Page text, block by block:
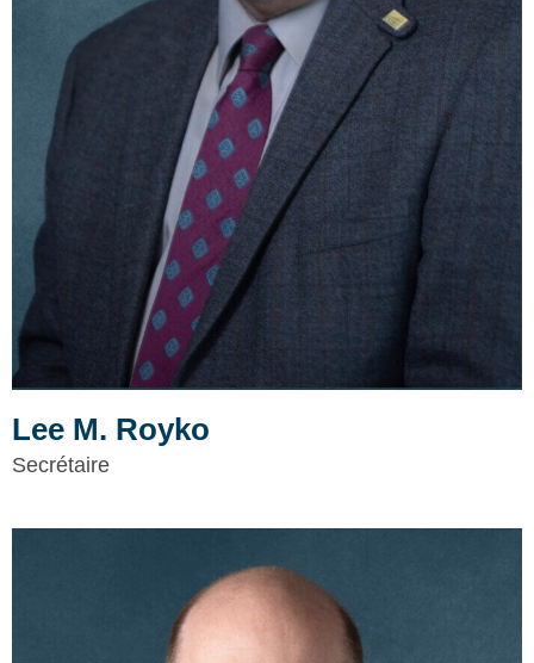
Lee M. Royko
Secrétaire